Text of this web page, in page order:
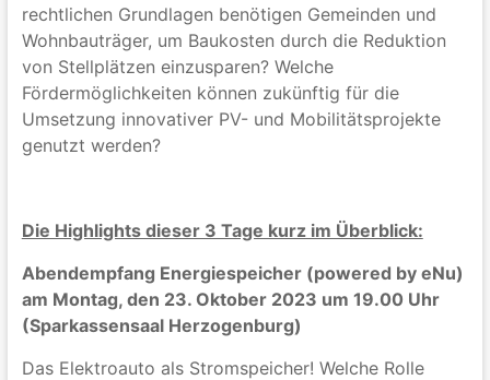
rechtlichen Grundlagen benötigen Gemeinden und
Wohnbauträger, um Baukosten durch die Reduktion
von Stellplätzen einzusparen? Welche
Fördermöglichkeiten können zukünftig für die
Umsetzung innovativer PV- und Mobilitätsprojekte
genutzt werden?
Die Highlights dieser 3 Tage kurz im Überblick:
Abendempfang Energiespeicher (powered by eNu)
am Montag, den 23. Oktober 2023 um 19.00 Uhr
(Sparkassensaal Herzogenburg)
Das Elektroauto als Stromspeicher! Welche Rolle